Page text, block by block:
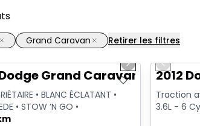
Grand Caravan Retirer les filtres
1/30
offre
slide Next slide
Grand Caravan Premium
• BLANC ÉCLATANT •
• STOW ’N GO •
Très
Previous
2012
Traction
3.6L - 6